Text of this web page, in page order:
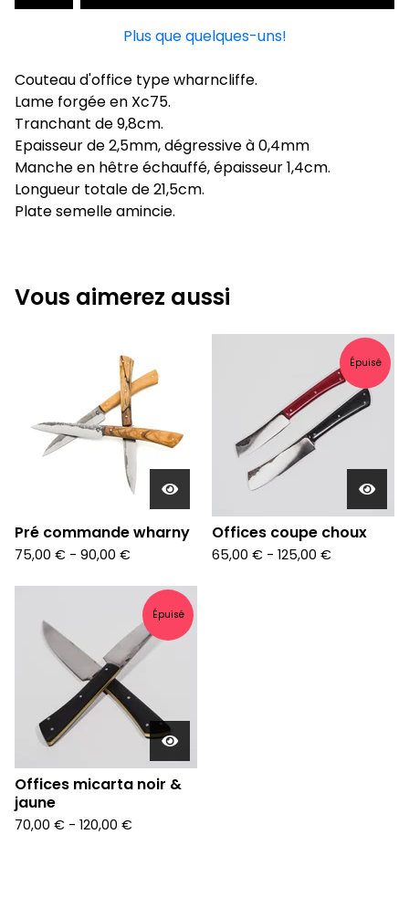
Plus que quelques-uns!
Couteau d'office type wharncliffe.
Lame forgée en Xc75.
Tranchant de 9,8cm.
Epaisseur de 2,5mm, dégressive à 0,4mm
Manche en hêtre échauffé, épaisseur 1,4cm.
Longueur totale de 21,5cm.
Plate semelle amincie.
Vous aimerez aussi
Pré commande wharny
75,00 € - 90,00 €
Épuisé
Offices coupe choux
65,00 € - 125,00 €
Épuisé
Offices micarta noir &
jaune
70,00 € - 120,00 €